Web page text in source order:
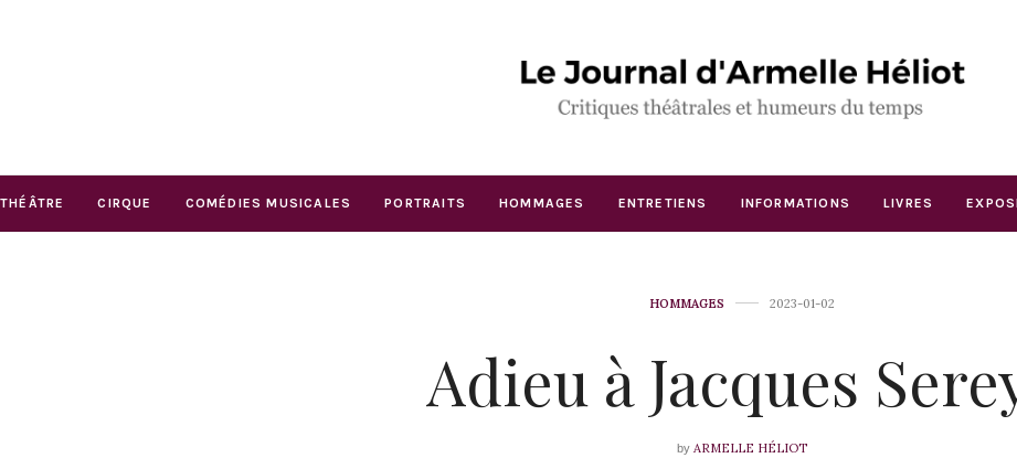
THÉÂTRE CIRQUE COMÉDIES MUSICALES PORTRAITS HOMMAGES ENTRETIENS INFORMATIONS LIVRES
HOMMAGES 2023-01-02
Adieu à Jacques
by ARMELLE HÉLIOT